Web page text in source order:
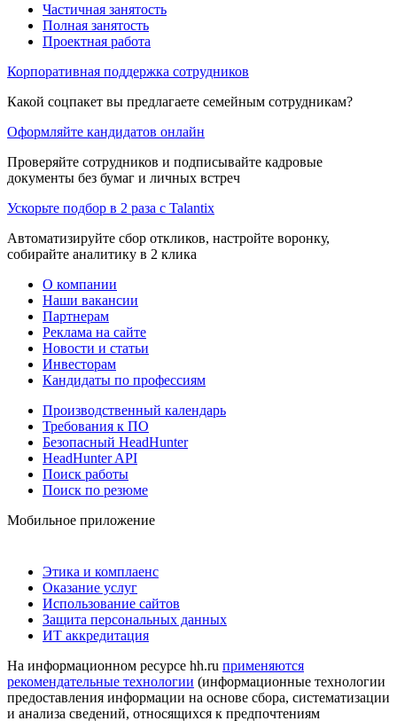
Частичная занятость
Полная занятость
Проектная работа
Корпоративная поддержка сотрудников
Какой соцпакет вы предлагаете семейным сотрудникам?
Оформляйте кандидатов онлайн
Проверяйте сотрудников и подписывайте кадровые
документы без бумаг и личных встреч
Ускорьте подбор в 2 раза с Talantix
Автоматизируйте сбор откликов, настройте воронку,
собирайте аналитику в 2 клика
О компании
Наши вакансии
Партнерам
Реклама на сайте
Новости и статьи
Инвесторам
Кандидаты по профессиям
Производственный календарь
Требования к ПО
Безопасный HeadHunter
HeadHunter API
Поиск работы
Поиск по резюме
Мобильное приложение
Этика и комплаенс
Оказание услуг
Использование сайтов
Защита персональных данных
ИТ аккредитация
На информационном ресурсе hh.ru применяются
рекомендательные технологии (информационные технологии
предоставления информации на основе сбора, систематизации
и анализа сведений, относящихся к предпочтениям